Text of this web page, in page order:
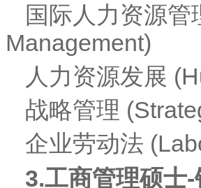
国际人力资源
Management)
人力资源发展
战略管理
企业劳动法
3.工商管理硕士